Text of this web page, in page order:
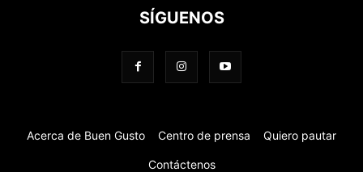
SÍGUENOS
Acerca de Buen Gusto Centro de prensa Quiero pautar
Contáctenos